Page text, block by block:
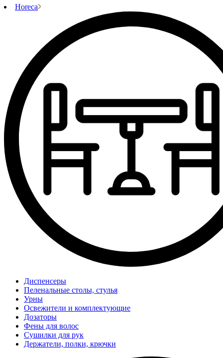
Horeca
Диспенсеры
Пеленальные столы, стулья
Урны
Освежители и комплектующие
Дозаторы
Фены для волос
Сушилки для рук
Держатели, полки, крючки